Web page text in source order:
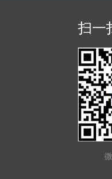
扫一